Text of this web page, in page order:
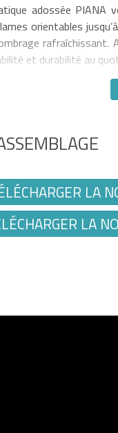
adossée
orientables
et durabilité au
LA
LA